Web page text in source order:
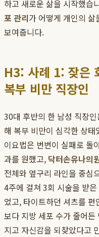
하고 새로운 삶을 시작했습
포 관리가 어떻게 개인의
보여줍니다.
H3: 사례 1: 잦은
복부 비만 직장인
30대 후반의 한 남성 직장
해 복부 비만이 심각한 상
이요법은 번번이 실패로 돌
과를 원했고, 닥터손유나의
전체와 옆구리 라인을 중심
4주에 걸쳐 3회 시술을 받
었고, 타이트하던 셔츠를
보다 지방 세포 수가 줄어
지고 자신감을 되찾았다고